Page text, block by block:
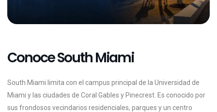
Conoce South Miami
South Miami limita con el campus principal de la Universidad de
Miami y las ciudades de Coral Gables y Pinecrest. Es conocido por
sus frondosos vecindarios residenciales, parques y un centro